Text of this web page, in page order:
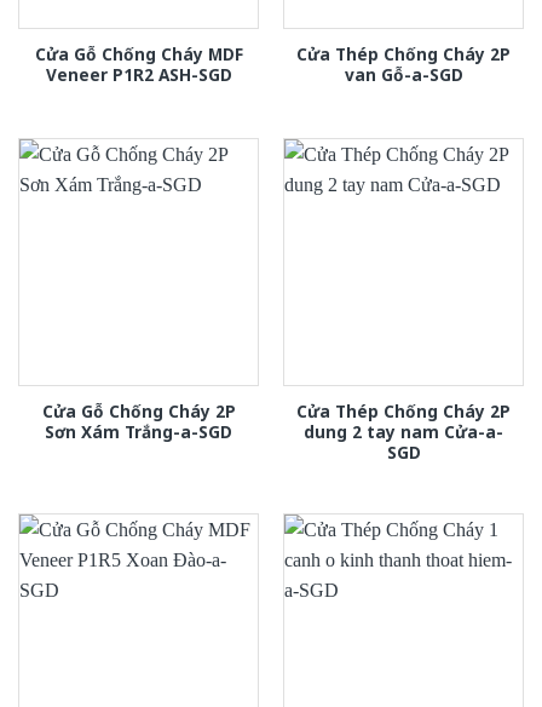
Cửa Gỗ Chống Cháy MDF
Veneer P1R2 ASH-SGD
Cửa Thép Chống Cháy 2P
van Gỗ-a-SGD
Cửa Gỗ Chống Cháy 2P
Sơn Xám Trắng-a-SGD
Cửa Thép Chống Cháy 2P
dung 2 tay nam Cửa-a-
SGD